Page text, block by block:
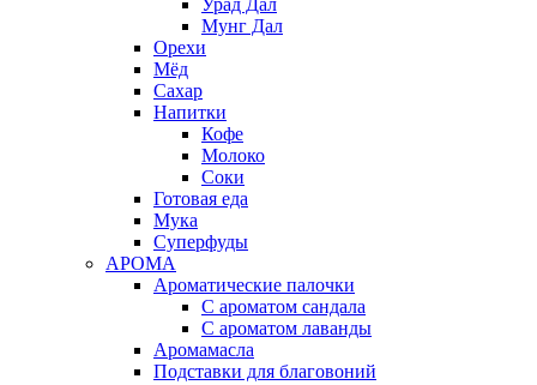
Урад Дал
Мунг Дал
Орехи
Мёд
Сахар
Напитки
Кофе
Молоко
Соки
Готовая еда
Мука
Суперфуды
АРОМА
Ароматические палочки
С ароматом сандала
С ароматом лаванды
Аромамасла
Подставки для благовоний